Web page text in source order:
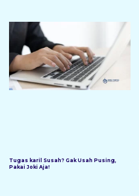
Tugas karil Susah? Gak Usah Pusing,
Pakai Joki Aja!